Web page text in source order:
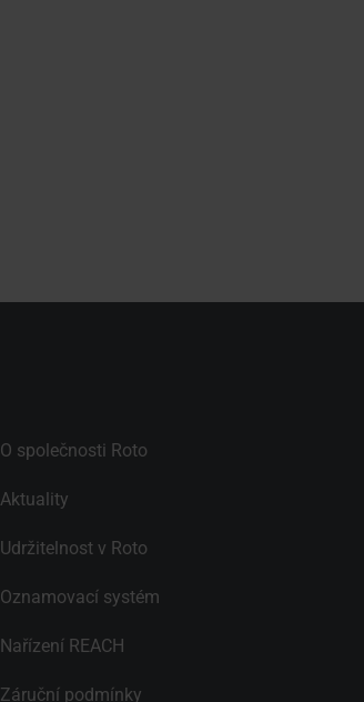
O společnosti Roto
Aktuality
Udržitelnost v Roto
Oznamovací systém
Nařízení REACH
Záruční podmínky